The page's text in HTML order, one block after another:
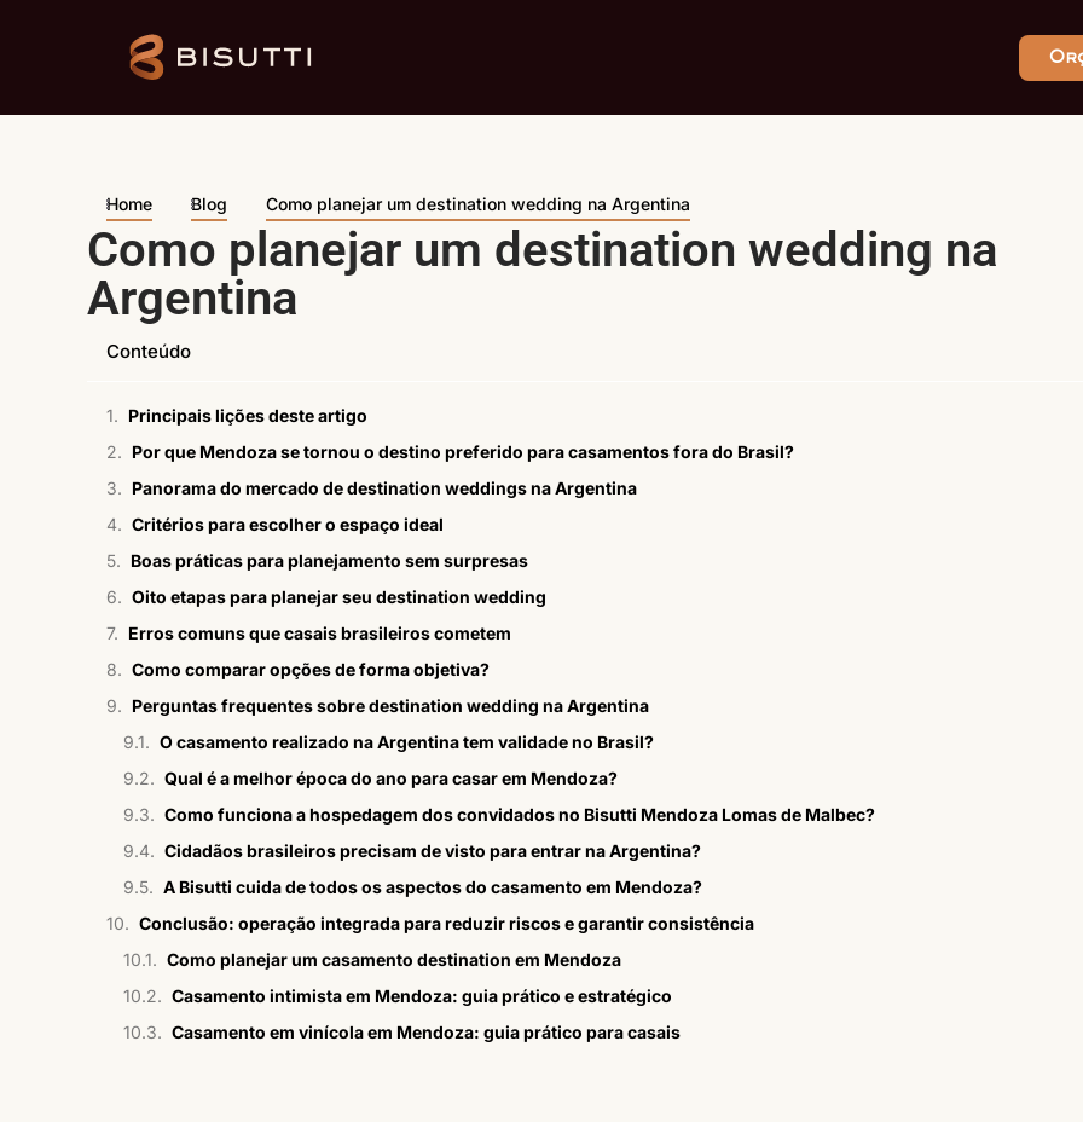
Home Blog Como planejar um destination wedding na Argentina
Como planejar um destination wedding na
Argentina
Conteúdo
Principais lições deste artigo
Por que Mendoza se tornou o destino preferido para casamentos fora do Brasil?
Panorama do mercado de destination weddings na Argentina
Critérios para escolher o espaço ideal
Boas práticas para planejamento sem surpresas
Oito etapas para planejar seu destination wedding
Erros comuns que casais brasileiros cometem
Como comparar opções de forma objetiva?
Perguntas frequentes sobre destination wedding na Argentina
O casamento realizado na Argentina tem validade no Brasil?
Qual é a melhor época do ano para casar em Mendoza?
Como funciona a hospedagem dos convidados no Bisutti Mendoza Lomas de Malbec?
Cidadãos brasileiros precisam de visto para entrar na Argentina?
A Bisutti cuida de todos os aspectos do casamento em Mendoza?
Conclusão: operação integrada para reduzir riscos e garantir consistência
Como planejar um casamento destination em Mendoza
Casamento intimista em Mendoza: guia prático e estratégico
Casamento em vinícola em Mendoza: guia prático para casais